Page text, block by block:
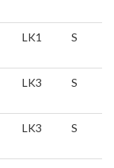
LK1 S
LK3 S
LK3 S